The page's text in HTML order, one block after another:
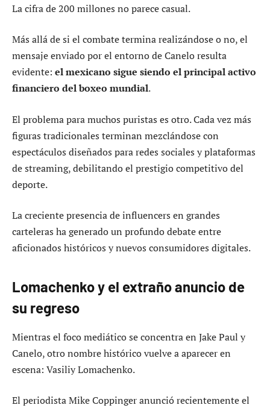
La cifra de 200 millones no parece casual.
Más allá de si el combate termina realizándose o no, el
mensaje enviado por el entorno de Canelo resulta
evidente: el mexicano sigue siendo el principal activo
financiero del boxeo mundial.
El problema para muchos puristas es otro. Cada vez más
figuras tradicionales terminan mezclándose con
espectáculos diseñados para redes sociales y plataformas
de streaming, debilitando el prestigio competitivo del
deporte.
La creciente presencia de influencers en grandes
carteleras ha generado un profundo debate entre
aficionados históricos y nuevos consumidores digitales.
Lomachenko y el extraño anuncio de
su regreso
Mientras el foco mediático se concentra en Jake Paul y
Canelo, otro nombre histórico vuelve a aparecer en
escena: Vasiliy Lomachenko.
El periodista Mike Coppinger anunció recientemente el